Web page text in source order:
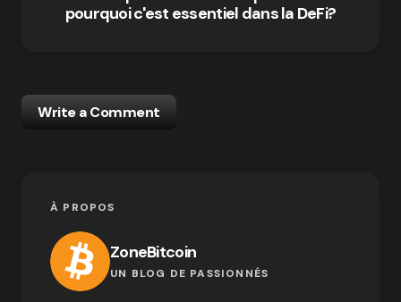
pourquoi c'est essentiel dans la DeFi?
Write a Comment
À PROPOS
ZoneBitcoin
UN BLOG DE PASSIONNÉS